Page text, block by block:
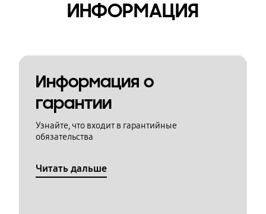
ИНФОРМАЦИЯ
Информация о
гарантии
Узнайте, что входит в гарантийные
обязательства
Читать дальше